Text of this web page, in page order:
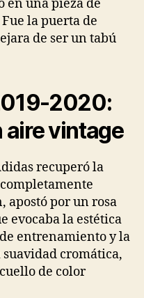
en una pieza de
la puerta de
de ser un tabú
2020:
aire vintage
recuperó la
apostó por un rosa
evocaba la estética
entrenamiento y la
cromática,
de color